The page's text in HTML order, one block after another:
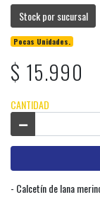
Stock por sucursal
Pocas Unidades.
$ 15.990
CANTIDAD
- Calcetín de lana